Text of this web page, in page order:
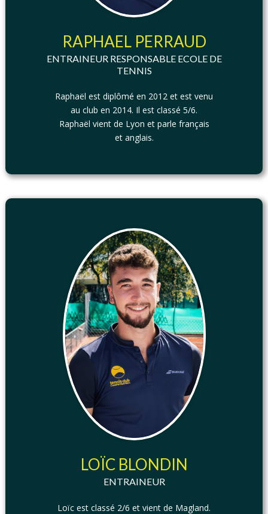
RAPHAEL PERRAUD
ENTRAINEUR RESPONSABLE ECOLE DE
TENNIS
Raphaël est diplômé en 2012 et est venu
au club en 2014. Il est classé 5/6.
Raphaël vient de Lyon et parle français
et anglais.
LOÏC BLONDIN
ENTRAINEUR
Loïc est classé 2/6 et vient de Magland.